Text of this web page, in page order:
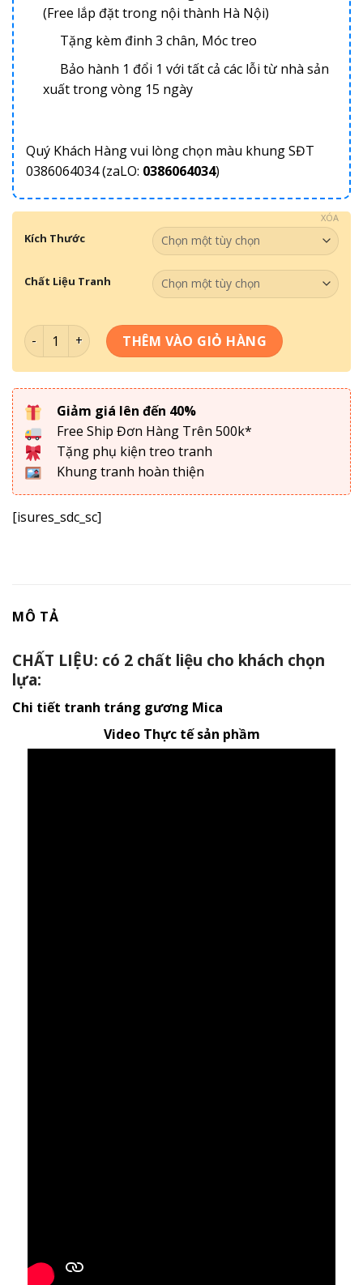
(Free lắp đặt trong nội thành Hà Nội)
Tặng kèm đinh 3 chân, Móc treo
Bảo hành 1 đổi 1 với tất cả các lỗi từ nhà sản
xuất trong vòng 15 ngày
Quý Khách Hàng vui lòng chọn màu khung SĐT
0386064034 (zaLO: 0386064034)
Kích Thước
Chất Liệu Tranh
XÓA
Tranh Cầu Thủ Bóng Đá Ronaldinhoo số lượng
THÊM VÀO GIỎ HÀNG
Giảm giá lên đến 40%
Free Ship Đơn Hàng Trên 500k*
Tặng phụ kiện treo tranh
Khung tranh hoàn thiện
[isures_sdc_sc]
MÔ TẢ
CHẤT LIỆU: có 2 chất liệu cho khách chọn
lựa:
Chi tiết tranh tráng gương Mica
Video Thực tế sản phầm